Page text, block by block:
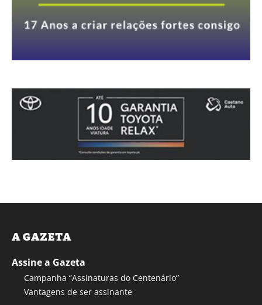
A GAZETA
Assine a Gazeta
Campanha “Assinaturas do Centenário”
Vantagens de ser assinante